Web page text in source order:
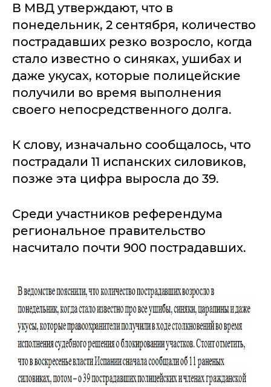
В МВД утверждают, что в
понедельник, 2 сентября, количество
пострадавших резко возросло, когда
стало известно о синяках, ушибах и
даже укусах, которые полицейские
получили во время выполнения
своего непосредственного долга.
К слову, изначально сообщалось, что
пострадали 11 испанских силовиков,
позже эта цифра выросла до 39.
Среди участников референдума
региональное правительство
насчитало почти 900 пострадавших.